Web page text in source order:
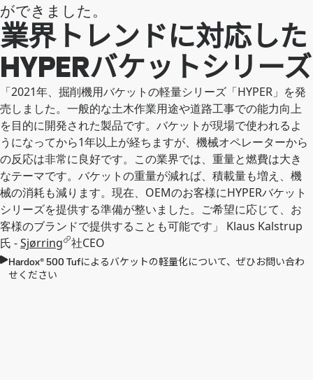
ができました。
業界トレンドに対応した
HYPERバケットシリーズ
「2021年、掘削機用バケットの軽量シリーズ「HYPER」を発
売しました。一般的な土木作業用途や道路工事での能力向上
を目的に開発された製品です。バケットが現場で使われるよ
うになってから1年以上が経ちますが、機械オペレーターから
の反応は非常に良好です。この業界では、重量と燃費は大き
なテーマです。バケットの重量が減れば、積載量も増え、機
械の消耗も減ります。現在、OEMのお客様にHYPERバケット
シリーズを提供する準備が整いました。ご希望に応じて、お
客様のブランドで提供することも可能です」 Klaus Kalstrup
氏 -Sjørring 社CEO
Hardox® 500 Tufによるバケットの軽量化について、ぜひお問い合わ
せください